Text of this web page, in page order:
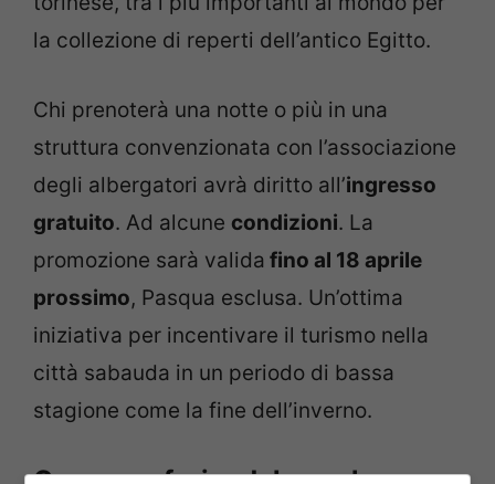
la collezione di reperti dell’antico Egitto.
Chi prenoterà una notte o più in una
struttura convenzionata con l’associazione
degli albergatori avrà diritto all’ingresso
gratuito. Ad alcune condizioni. La
promozione sarà valida fino al 18 aprile
prossimo, Pasqua esclusa. Un’ottima
iniziativa per incentivare il turismo nella
città sabauda in un periodo di bassa
stagione come la fine dell’inverno.